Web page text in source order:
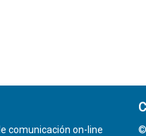
comunicación on-line